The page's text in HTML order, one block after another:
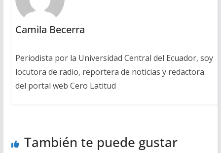
Camila Becerra
Periodista por la Universidad Central del Ecuador, soy
locutora de radio, reportera de noticias y redactora
del portal web Cero Latitud
También te puede gustar